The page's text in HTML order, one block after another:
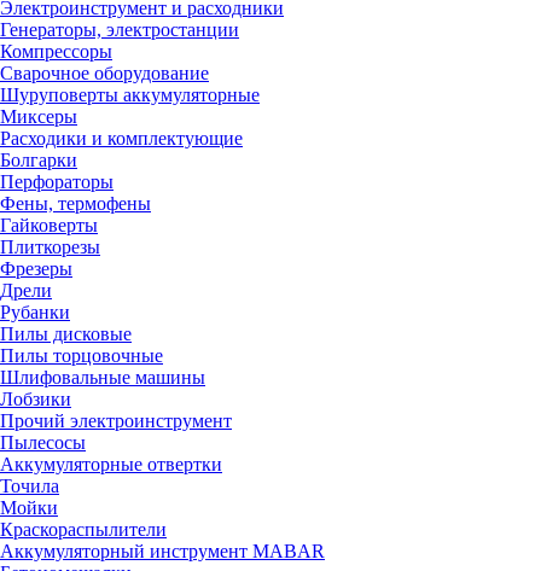
Электроинструмент и расходники
Генераторы, электростанции
Компрессоры
Сварочное оборудование
Шуруповерты аккумуляторные
Миксеры
Расходики и комплектующие
Болгарки
Перфораторы
Фены, термофены
Гайковерты
Плиткорезы
Фрезеры
Дрели
Рубанки
Пилы дисковые
Пилы торцовочные
Шлифовальные машины
Лобзики
Прочий электроинструмент
Пылесосы
Аккумуляторные отвертки
Точила
Мойки
Краскораспылители
Аккумуляторный инструмент MABAR